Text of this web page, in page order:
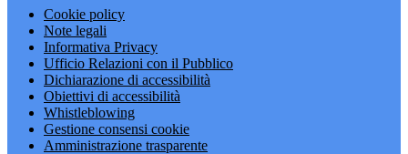
Cookie policy
Note legali
Informativa Privacy
Ufficio Relazioni con il Pubblico
Dichiarazione di accessibilità
Obiettivi di accessibilità
Whistleblowing
Gestione consensi cookie
Amministrazione trasparente